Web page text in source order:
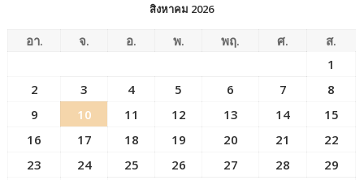
สิงหาคม 2026
อา. จ. อ. พ. พฤ. ศ.
ส.
1
2
3 4 5 6 7
8
9
10 11 12 13 14
15
16
17 18 19 20 21
22
23
24 25 26 27 28
29